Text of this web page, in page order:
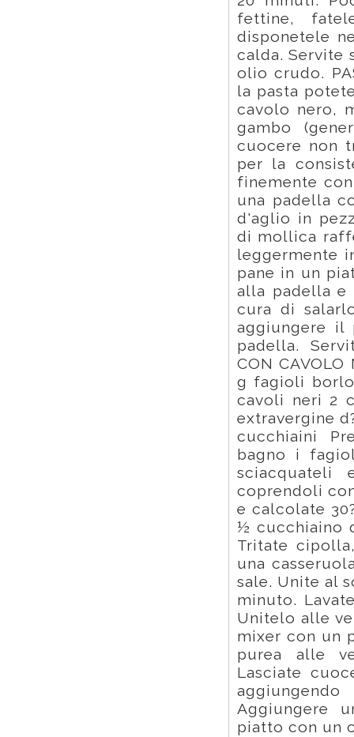
fettine,
disponetele
calda. Servite
olio crudo.
la pasta
cavolo nero,
gambo
cuocere non
per la
finemente
una padella
d'aglio in
di mollica
leggermente
pane in un
alla padella e
cura di
aggiungere
padella.
CON
g fagioli
cavoli neri 2
extravergine
cucchiaini
bagno i
sciacquateli
coprendoli
e calcolate
½ cucchiaino
Tritate
una
sale. Unite al
minuto.
Unitelo alle
mixer con un
purea alle
Lasciate
Aggiungere
piatto con un